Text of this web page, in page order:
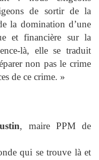
de sortir de la
la domination d’une
et financière sur la
là, elle se traduit
non pas le crime
de ce crime. »
, maire PPM de
qui se trouve là et